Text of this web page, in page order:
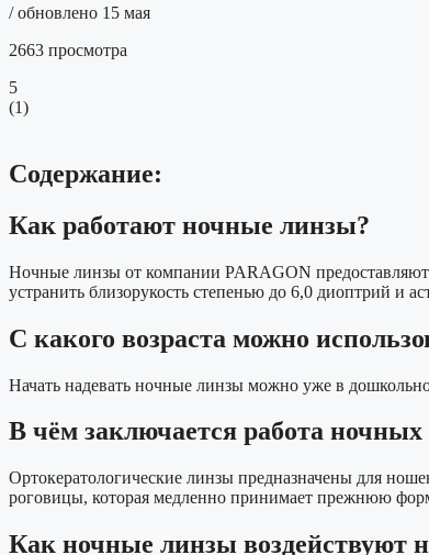
/ обновлено 15 мая
2663 просмотра
5
(1)
Содержание:
Как работают ночные линзы?
Ночные линзы от компании PARAGON предоставляют
устранить близорукость степенью до 6,0 диоптрий и
С какого возраста можно
Начать надевать ночные линзы можно уже в
В чём заключается работа ночных
Ортокератологические линзы предназначены для
роговицы, которая медленно принимает прежнюю
Как ночные линзы воздействуют